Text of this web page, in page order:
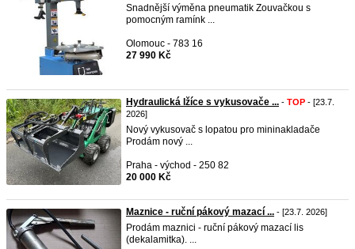
Snadnější výměna pneumatik Zouvačkou s
pomocným ramínk ...
Olomouc - 783 16
27 990 Kč
Hydraulická lžíce s vykusovače ... - TOP - [23.7.
2026]
Nový vykusovač s lopatou pro mininakladače
Prodám nový ...
Praha - východ - 250 82
20 000 Kč
Maznice - ruční pákový mazací ... - [23.7. 2026]
Prodám maznici - ruční pákový mazací lis
(dekalamitka). ...